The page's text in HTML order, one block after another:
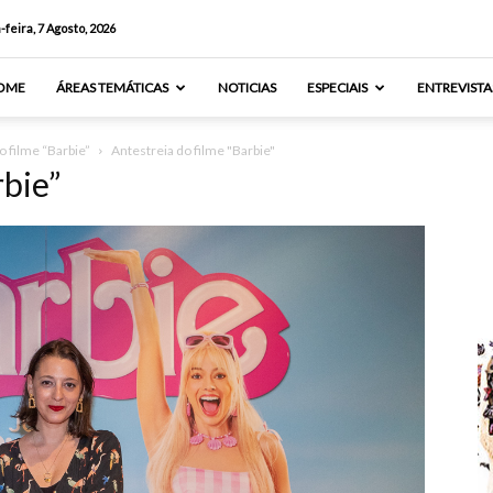
feira, 7 Agosto, 2026
ÁREAS TEMÁTICAS NOTICIAS ESPECIAIS
filme “Barbie” Antestreia do filme "Barbie"